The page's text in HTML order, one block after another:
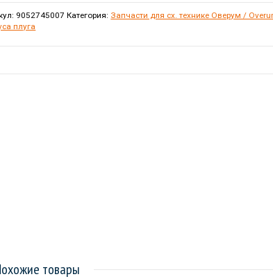
9052745007 Категория: Запчасти для сх. технике Оверум /
плуга
товары